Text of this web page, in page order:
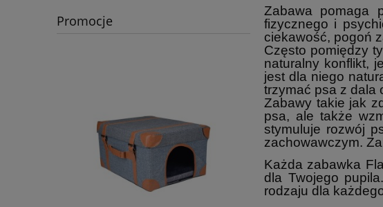
Promocje
Zabawa pomaga
fizycznego i
ciekawość, pogoń
Często pomiędzy
naturalny konflikt,
jest dla niego
trzymać psa z dala
Zabawy takie jak
psa, ale także
stymuluje rozwój
zachowawczym.
Każda zabawka
dla Twojego
rodzaju dla